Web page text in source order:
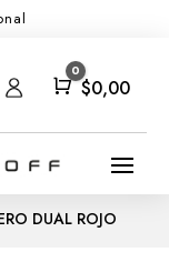
Carro
0
$0,00
DUAL ROJO